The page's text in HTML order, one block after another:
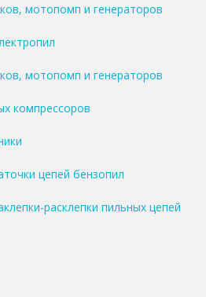
мотопомп и генераторов
мотопомп и генераторов
компрессоров
цепей бензопил
расклепки пильных цепей